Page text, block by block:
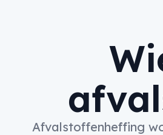
Afvalstoffenheffing